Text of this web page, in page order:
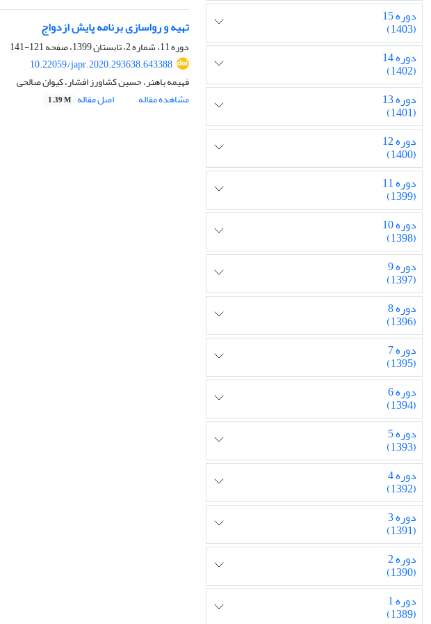
دوره 15
(1403)
دوره 14
(1402)
دوره 13
(1401)
دوره 12
(1400)
دوره 11
(1399)
دوره 10
(1398)
دوره 9
(1397)
دوره 8
(1396)
دوره 7
(1395)
دوره 6
(1394)
دوره 5
(1393)
دوره 4
(1392)
دوره 3
(1391)
دوره 2
(1390)
دوره 1
(1389)
تهیه و رواسازی برنامه پایش ازدواج
دوره 11، شماره 2، تابستان 1399، صفحه
121-141
10.22059/japr.2020.293638.643388
فهیمه باهنر، حسین کشاورز افشار، کیوان صالحی
مشاهده مقاله
اصل مقاله 1.39 M